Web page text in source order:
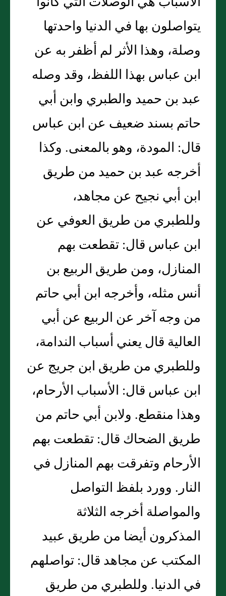
يتواصلون بها في الدنيا واحدتها
وصلة، وهذا الأثر لم أظفر به عن
ابن عباس بهذا اللفظ، وقد وصله
عبد بن حميد والطبري وابن أبي
حاتم بسند ضعيف عن ابن عباس
قال: المودة، وهو بالمعنى. وكذا
أخرجه عبد بن حميد من طريق
ابن أبي نجيح عن مجاهد،
وللطبري من طريق العوفي عن
ابن عباس قال: تقطعت بهم
المنازل، ومن طريق الربيع بن
أنس مثله، وأخرجه ابن أبي حاتم
من وجه آخر عن الربيع عن أبي
العالية قال يعني أسباب الندامة،
وللطبري من طريق ابن جريج عن
ابن عباس قال: الأسباب الأرحام،
وهذا منقطع. ولابن أبي حاتم من
طريق الضحاك قال: تقطعت بهم
الأرحام وتفرقت بهم المنازل في
النار. وورد بلفظ التواصل
والمواصلة أخرجه الثلاثة
المذكرون أيضا من طريق عبيد
المكتب عن مجاهد قال: تواصلهم
في الدنيا. وللطبري من طريق